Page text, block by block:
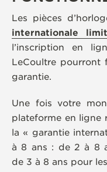
Les pièces
internationale
l’inscription en
LeCoultre pourront
garantie.
Une fois votre
plateforme en ligne
la « garantie
à 8 ans : de 2 à 8
de 3 à 8 ans pour